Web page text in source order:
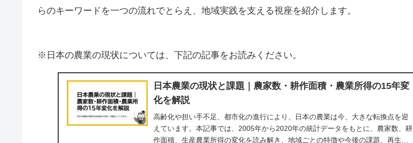
らのキーワードを一つの流れでとらえ、地域実践を支える視座を紹介します。
※日本の農業の現状については、下記の記事をお読みください。
日本農業の現状と課題｜農家数・耕作面積・農業所得の15年変
化を解説
高齢化や担い手不足、都市化の進行により、日本の農業は今、大きな転換点を迎
えています。本記事では、2005年から2020年の統計データをもとに、農家数、耕
作面積、生産農業所得の変化を読み解き、地域ごとの特徴や今後の課題、再生へ